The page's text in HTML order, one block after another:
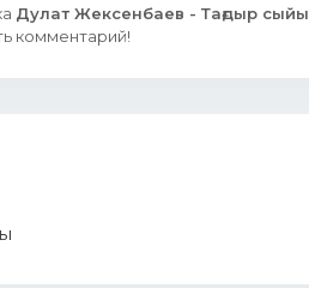
Дулат Жексенбаев - Тағдыр сыйы
комментарий!